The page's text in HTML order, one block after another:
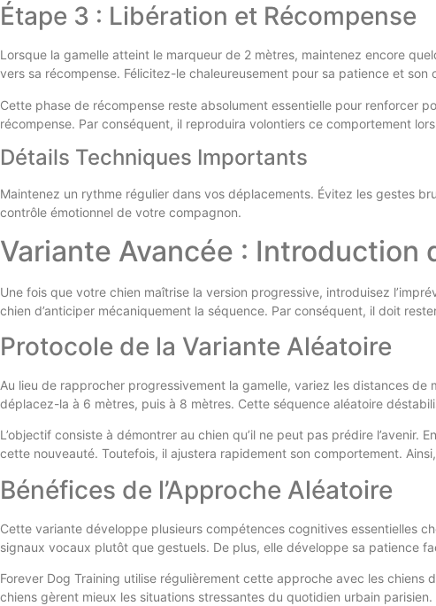
Étape 3 : Libération et Récompense
Lorsque la gamelle atteint le marqueur de 2 mètres, maintenez encore
vers sa récompense. Félicitez-le chaleureusement pour sa patience et son
Cette phase de récompense reste absolument essentielle pour renforcer
récompense. Par conséquent, il reproduira volontiers ce comportement
Détails Techniques Importants
Maintenez un rythme régulier dans vos déplacements. Évitez les gestes
contrôle émotionnel de votre compagnon.
Variante Avancée : Introduction
Une fois que votre chien maîtrise la version progressive, introduisez
chien d’anticiper mécaniquement la séquence. Par conséquent, il doit
Protocole de la Variante Aléatoire
Au lieu de rapprocher progressivement la gamelle, variez les distances
déplacez-la à 6 mètres, puis à 8 mètres. Cette séquence aléatoire
L’objectif consiste à démontrer au chien qu’il ne peut pas prédire
cette nouveauté. Toutefois, il ajustera rapidement son comportement.
Bénéfices de l’Approche Aléatoire
Cette variante développe plusieurs compétences cognitives essentielles
signaux vocaux plutôt que gestuels. De plus, elle développe sa patience
Forever Dog Training utilise régulièrement cette approche avec les
chiens gèrent mieux les situations stressantes du quotidien urbain